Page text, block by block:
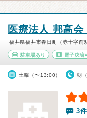
医療法人 邦高
福井県福井市春日町（赤十字前
駐車場あり 電子決済
土曜（〜13:00） 朝
3件